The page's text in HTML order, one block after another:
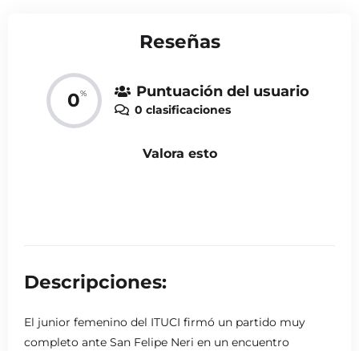
Reseñas
0% Puntuación del usuario
0 clasificaciones
Valora esto
Descripciones:
El junior femenino del ITUCI firmó un partido muy
completo ante San Felipe Neri en un encuentro